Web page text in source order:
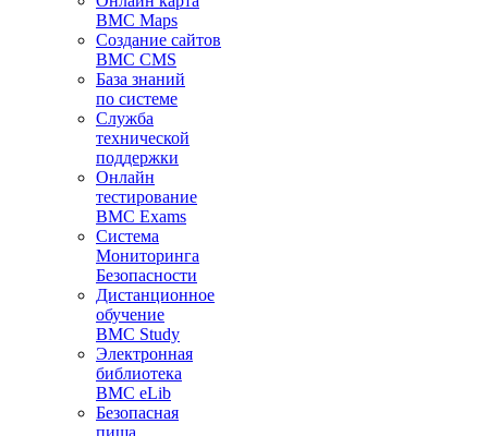
BMC Maps
Создание сайтов
BMC CMS
База знаний
по системе
Служба
технической
поддержки
Онлайн
тестирование
BMC Exams
Система
Мониторинга
Безопасности
Дистанционное
обучение
BMC Study
Электронная
библиотека
BMC eLib
Безопасная
пища